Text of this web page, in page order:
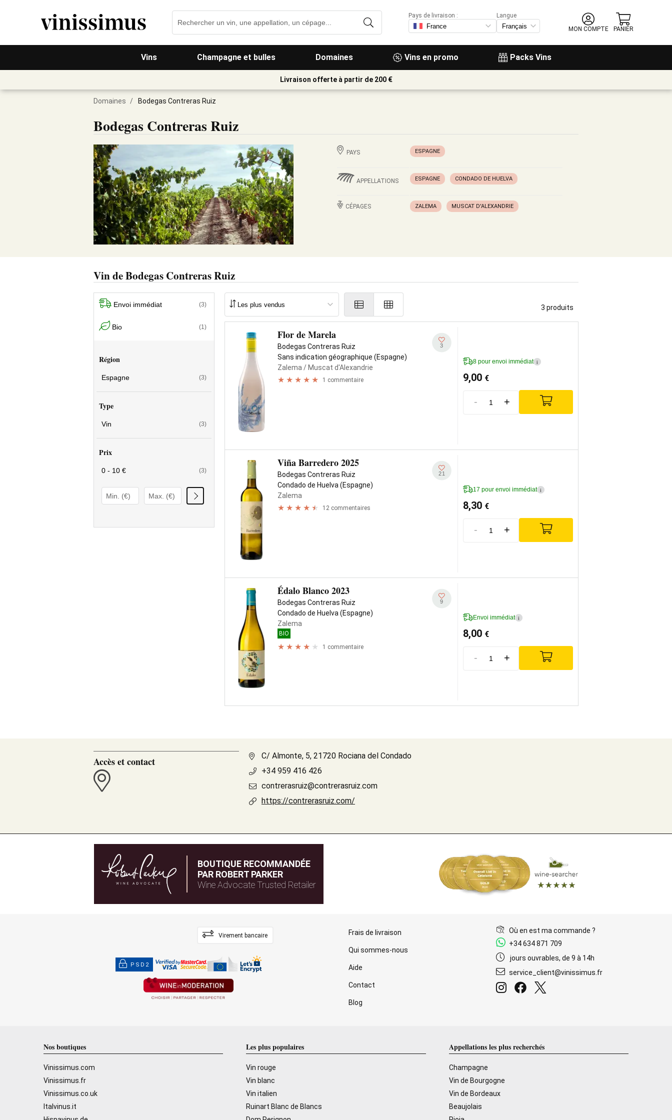
Vins Champagne et bulles Domaines Vins en promo Packs Vins
Pays de livraison :
Langue
MON COMPTE
PANIER
Livraison offerte à partir de 200 €
Domaines / Bodegas Contreras Ruiz
Bodegas Contreras Ruiz
PAYS ESPAGNE
APPELLATIONS ESPAGNE CONDADO DE HUELVA
CÉPAGES ZALEMA MUSCAT D'ALEXANDRIE
Vin de Bodegas Contreras Ruiz
Envoi immédiat (3)
Bio (1)
Région
Espagne (3)
Type
Vin (3)
Prix
0 - 10 € (3)
3 produits
Flor de Marela
Bodegas Contreras Ruiz
Sans indication géographique (Espagne)
Zalema / Muscat d'Alexandrie
1 commentaire
3
8 pour envoi immédiat i
9,00 €
- +
Viña Barredero 2025
Bodegas Contreras Ruiz
Condado de Huelva (Espagne)
Zalema
12 commentaires
21
17 pour envoi immédiat i
8,30 €
- +
Édalo Blanco 2023
Bodegas Contreras Ruiz
Condado de Huelva (Espagne)
Zalema
BIO
1 commentaire
9
Envoi immédiat i
8,00 €
- +
Accès et contact
C/ Almonte, 5, 21720 Rociana del Condado
+34 959 416 426
contrerasruiz@contrerasruiz.com
https://contrerasruiz.com/
BOUTIQUE RECOMMANDÉE
PAR ROBERT PARKER
Wine Advocate Trusted Retailer
Virement bancaire
PSD2
Frais de livraison
Qui sommes-nous
Aide
Contact
Blog
Où en est ma commande ?
+34 634 871 709
jours ouvrables, de 9 à 14h
service_client@vinissimus.fr
Nos boutiques
Vinissimus.com
Vinissimus.fr
Vinissimus.co.uk
Italvinus.it
Les plus populaires
Vin rouge
Vin blanc
Vin italien
Ruinart Blanc de Blancs
Appellations les plus recherchés
Champagne
Vin de Bourgogne
Vin de Bordeaux
Beaujolais